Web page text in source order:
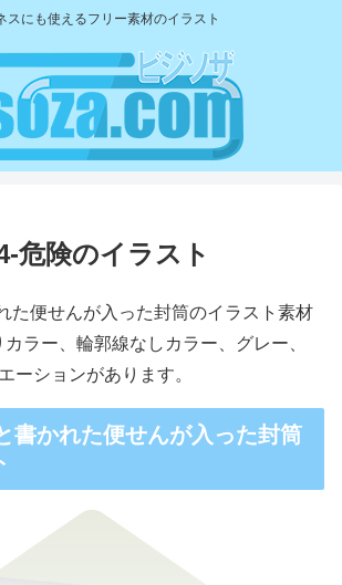
スにも使えるフリー素材のイラスト
危険のイラスト
た便せんが入った封筒のイラスト素材
ラー、輪郭線なしカラー、グレー、
ーションがあります。
書かれた便せんが入った封筒